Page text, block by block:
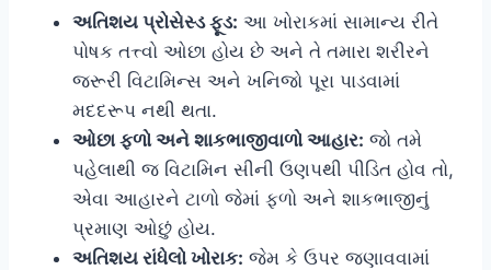
અતિશય પ્રોસેસ્ડ ફૂડ: આ ખોરાકમાં સામાન્ય રીતે
પોષક તત્ત્વો ઓછા હોય છે અને તે તમારા શરીરને
જરૂરી વિટામિન્સ અને ખનિજો પૂરા પાડવામાં
મદદરૂપ નથી થતા.
ઓછા ફળો અને શાકભાજીવાળો આહાર: જો તમે
પહેલાથી જ વિટામિન સીની ઉણપથી પીડિત હોવ તો,
એવા આહારને ટાળો જેમાં ફળો અને શાકભાજીનું
પ્રમાણ ઓછું હોય.
અતિશય રાંધેલો ખોરાક: જેમ કે ઉપર જણાવવામાં